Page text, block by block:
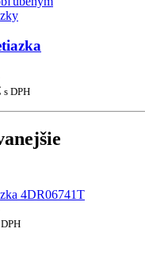
s DPH
4DR06741T